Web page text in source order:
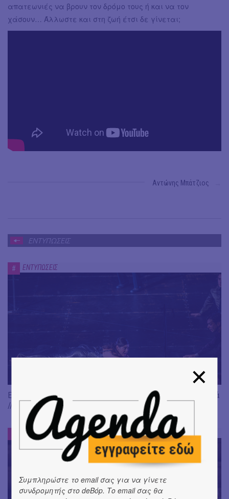
απατεωνιές να βρουν τον δρόμο τους ή και να τον
χάσουν… Άλλωστε και στη ζωή έτσι δε γίνεται;
Αντώνης Μπάτζιος
ΕΝΤΥΠΩΣΕΙΣ
# ΕΝΤΥΠΩΣΕΙΣ
Είδαμε: "Άλκηστις" του Ευριπίδη, σε σκηνοθεσία Δ. Καραντζά
// Ευφυής σύλληψη και χαμένη ευκαιρία
ΕΝΤΥΠΩΣΕΙΣ
Συμπληρώστε το email σας για να γίνετε
συνδρομητής στο deBόp. Το email σας θα